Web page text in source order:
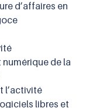
d’affaires en
de la
l’activité
libres et